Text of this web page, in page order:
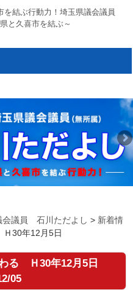
結ぶ行動力！埼玉県議会議員
と久喜市を結ぶ～
議員 石川ただよし > 新着情
30年12月5日
る Ｈ30年12月5日
05